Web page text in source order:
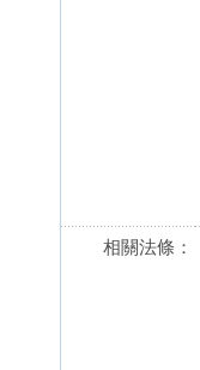
相關法條：